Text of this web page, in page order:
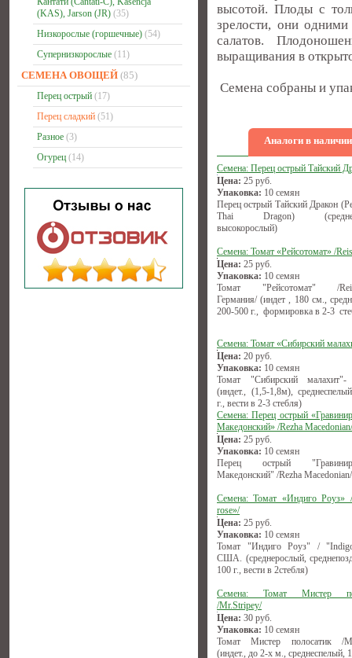
(KAS), Jarson (JR) (35)
Низкорослые (горшечные) (54)
Супернизкорослые (11)
СЕМЕНА ОВОЩЕЙ (85)
Перец острый (17)
Перец сладкий (51)
Разное (3)
Огурец (14)
высотой. Плоды с
зрелости, они
салатов.
выращивания в
Семена собраны и
Аналоги в
Семена: Перец острый Тайский
Цена: 25 руб.
Упаковка: 10 семян
Перец острый Тайский Дракон
Thai Dragon)
высокорослый)
Семена: Томат «Рейсотомат» /
Цена: 25 руб.
Упаковка: 10 семян
Томат "Рейсотомат" /
Германия/ (индет , 180 см.,
200-500 г., формировка в 2-3
Семена: Томат «Сибирский
Цена: 20 руб.
Упаковка: 10 семян
Томат "Сибирский
(индет., (1,5-1,8м),
г., вести в 2-3 стебля)
Семена: Перец острый
Македонский» /Rezha Macedonian/
Цена: 25 руб.
Упаковка: 10 семян
Перец острый
Македонский" /Rezha Macedonian/
Семена: Томат «Индиго Роуз»
rose»/
Цена: 25 руб.
Упаковка: 10 семян
Томат "Индиго Роуз" /
США. (среднерослый,
100 г., вести в 2стебля)
Семена: Томат Мистер
/Mr.Stripey/
Цена: 30 руб.
Упаковка: 10 семян
Томат Мистер полосатик /
(индет., до 2-х м., среднеспелый,